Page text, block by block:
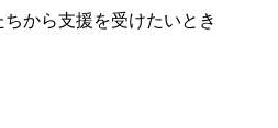
から支援を受けたいとき